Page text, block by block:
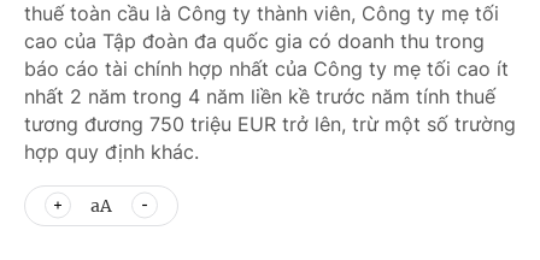
thuế toàn cầu là Công ty thành viên, Công ty mẹ tối
cao của Tập đoàn đa quốc gia có doanh thu trong
báo cáo tài chính hợp nhất của Công ty mẹ tối cao ít
nhất 2 năm trong 4 năm liền kề trước năm tính thuế
tương đương 750 triệu EUR trở lên, trừ một số trường
hợp quy định khác.
aA